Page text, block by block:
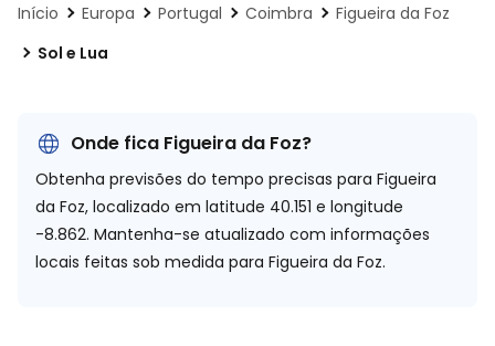
Início Europa Portugal Coimbra
Figueira da Foz
Sol e Lua
Onde fica Figueira da Foz?
Obtenha previsões do tempo precisas para Figueira
da Foz, localizado em latitude 40.151 e longitude
-8.862. Mantenha-se atualizado com informações
locais feitas sob medida para Figueira da Foz.